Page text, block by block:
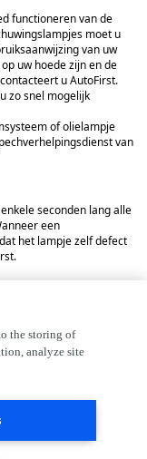
functioneren van de
moet u
van uw
uw hoede zijn en de
u AutoFirst.
zo snel mogelijk
of olielampje
van
seconden lang alle
een
het lampje zelf defect
the storing of
analyze site